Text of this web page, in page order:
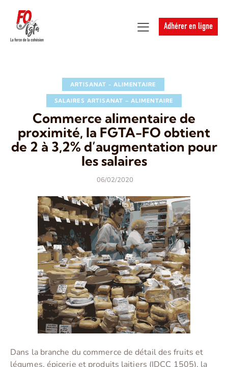
Adhérer en ligne
ARTISANAT - ALIMENTAIRE
SALAIRES ARTISANAT – ALIMENTAIRE
Commerce alimentaire de
proximité, la FGTA-FO obtient
de 2 à 3,2% d’augmentation pour
les salaires
06/02/2020
Dans la branche du commerce de détail des fruits et
légumes, épicerie et produits laitiers (IDCC 1505), la